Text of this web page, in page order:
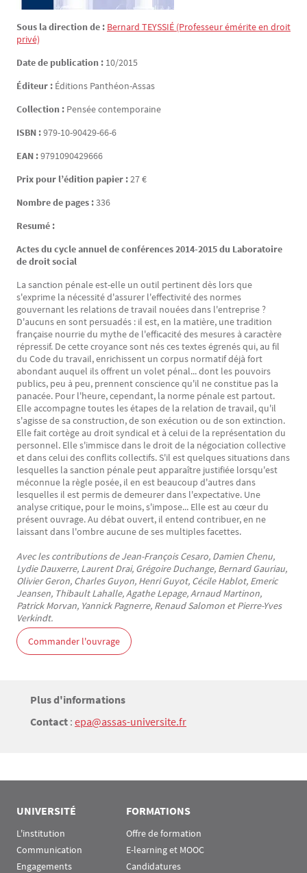
Sous la direction de : Bernard TEYSSIÉ (Professeur émérite en droit
privé)
Date de publication : 10/2015
Éditeur : Éditions Panthéon-Assas
Collection : Pensée contemporaine
ISBN :979-10-90429-66-6
EAN :9791090429666
Prix pour l’édition papier :27 €
Nombre de pages :336
Resumé :
Actes du cycle annuel de conférences 2014-2015 du Laboratoire
de droit social
La sanction pénale est-elle un outil pertinent dès lors que
s'exprime la nécessité d'assurer l'effectivité des normes
gouvernant les relations de travail nouées dans l'entreprise ?
D'aucuns en sont persuadés : il est, en la matière, une tradition
française nourrie du mythe de l'efficacité des mesures à caractère
répressif. De cette croyance sont nés ces textes égrenés qui, au fil
du Code du travail, enrichissent un corpus normatif déjà fort
abondant auquel ils offrent un volet pénal... dont les pouvoirs
publics, peu à peu, prennent conscience qu'il ne constitue pas la
panacée. Pour l'heure, cependant, la norme pénale est partout.
Elle accompagne toutes les étapes de la relation de travail, qu'il
s'agisse de sa construction, de son exécution ou de son extinction.
Elle fait cortège au droit syndical et à celui de la représentation du
personnel. Elle s'immisce dans le droit de la négociation collective
et dans celui des conflits collectifs. S'il est quelques situations dans
lesquelles la sanction pénale peut apparaître justifiée lorsqu'est
méconnue la règle posée, il en est beaucoup d'autres dans
lesquelles il est permis de demeurer dans l'expectative. Une
analyse critique, pour le moins, s'impose... Elle est au cœur du
présent ouvrage. Au débat ouvert, il entend contribuer, en ne
laissant dans l'ombre aucune de ses multiples facettes.
Avec les contributions de Jean-François Cesaro, Damien Chenu,
Lydie Dauxerre, Laurent Drai, Grégoire Duchange, Bernard Gauriau,
Olivier Geron, Charles Guyon, Henri Guyot, Cécile Hablot, Emeric
Jeansen, Thibault Lahalle, Agathe Lepage, Arnaud Martinon,
Patrick Morvan, Yannick Pagnerre, Renaud Salomon et Pierre-Yves
Verkindt.
Commander l'ouvrage
Bloc(s) libre(s)
Titre
Plus d'informations
Texte
Contact : epa@assas-universite.fr
UNIVERSITÉ
L'institution
Communication
Engagements
FORMATIONS
Offre de formation
E-learning et MOOC
Candidatures